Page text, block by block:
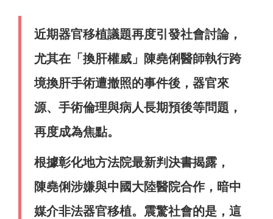
近期器官移植議題再度引發社會討論，
尤其在「換肝權威」陳堯俐醫師執行跨
境換肝手術遭撤照的事件後，器官來
源、手術倫理與病人長期預後等問題，
再度成為焦點。
根據彰化地方法院最新判決書揭露，
陳堯俐涉嫌與中國大陸醫院合作，暗中
媒介非法器官移植。震驚社會的是，這